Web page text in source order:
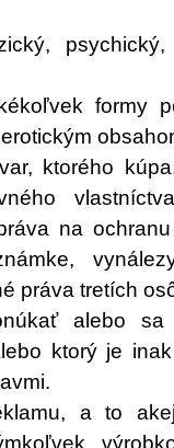
formy
ktorého
na
práva tretích
alebo
ktorý je
a to